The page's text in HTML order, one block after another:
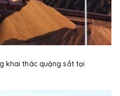
khai thác quặng sắt tại